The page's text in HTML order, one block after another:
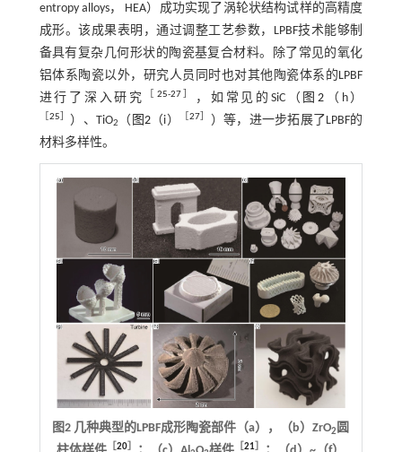
entropy alloys， HEA）成功实现了涡轮状结构试样的高精度
成形。该成果表明，通过调整工艺参数，LPBF技术能够制
备具有复杂几何形状的陶瓷基复合材料。除了常见的氧化
铝体系陶瓷以外，研究人员同时也对其他陶瓷体系的LPBF
进行了深入研究
25-27］ ，如常见的SiC（ 图2 （h）
25 ）、TiO2 （ 图2（i） ［27
）等，进一步拓展了LPBF的
材料多样性。
图2 几种典型的LPBF成形陶瓷部件（a），（b）ZrO2圆
［20］ ［21］